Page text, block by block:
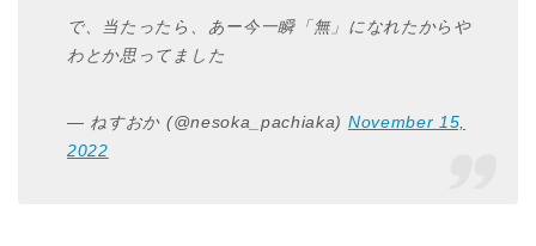
で、当たったら、あー今一瞬「無」になれたからや
わとか思ってました
— ねすおか (@nesoka_pachiaka) November 15,
2022